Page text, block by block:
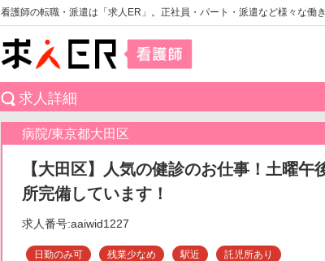
看護師の転職・派遣は「求人ER」。正社員・パート・派遣など様々な働
求人詳細
病院/東京都大田区
【大田区】人気の健診のお仕事！土曜
所完備しています！
求人番号:aaiwid1227
日勤のみ可 残業少なめ 駅近 託児所あり